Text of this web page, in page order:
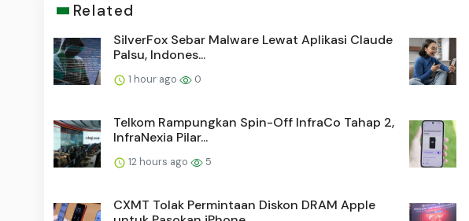
Related
SilverFox Sebar Malware Lewat Aplikasi Claude
Palsu, Indones...
1 hour ago 0
Telkom Rampungkan Spin-Off InfraCo Tahap 2,
InfraNexia Pilar...
12 hours ago 5
CXMT Tolak Permintaan Diskon DRAM Apple